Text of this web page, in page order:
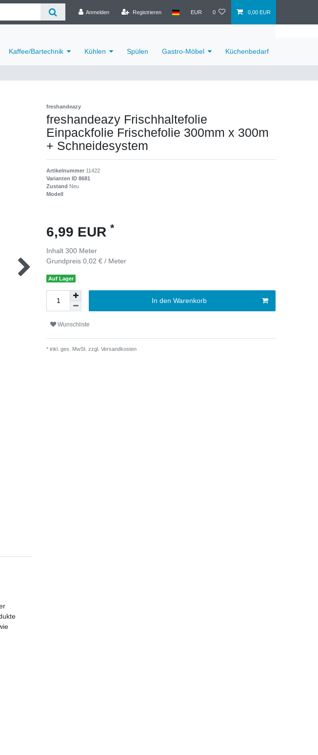
Anmelden Registrieren EUR 0 0,00 EUR
Kaffee/Bartechnik Kühlen Spülen Gastro-Möbel Küchenbedarf
freshandeazy
freshandeazy Frischhaltefolie
Einpackfolie Frischefolie 300mm x 300m
+ Schneidesystem
Artikelnummer 11422
Varianten ID 8681
Zustand Neu
Modell
6,99 EUR *
Inhalt 300 Meter
Grundpreis 0,02 € / Meter
Auf Lager
In den Warenkorb
Wunschliste
* inkl. ges. MwSt. zzgl. Versandkosten